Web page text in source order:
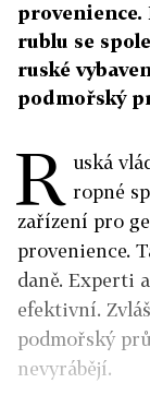
rublu se
ruské
podmořský
R uská
ropné
zařízení pro
provenience.
daně. Experti
efektivní.
podmořský
nevyrábějí.